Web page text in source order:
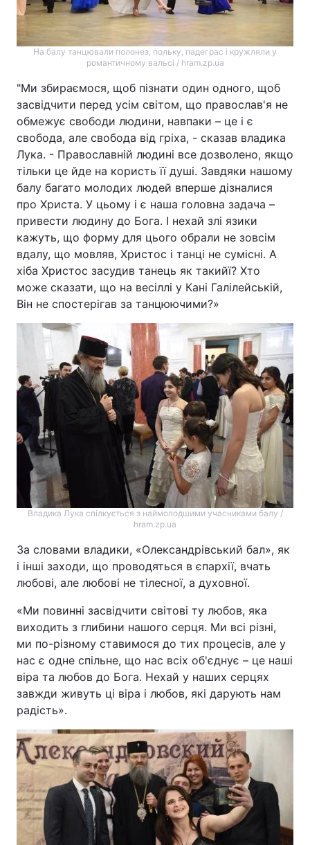
На балу танцювали полонез, польку, падеграс і кружляли у
романтичному вальсі / hram.zp.ua
"Ми збираємося, щоб пізнати один одного, щоб
засвідчити перед усім світом, що православ'я не
обмежує свободи людини, навпаки – це і є
свобода, але свобода від гріха, - сказав владика
Лука. - Православній людині все дозволено, якщо
тільки це йде на користь її душі. Завдяки нашому
балу багато молодих людей вперше дізналися
про Христа. У цьому і є наша головна задача –
привести людину до Бога. І нехай злі язики
кажуть, що форму для цього обрали не зовсім
вдалу, що мовляв, Христос і танці не сумісні. А
хіба Христос засудив танець як такийї? Хто
може сказати, що на весіллі у Кані Галілейській,
Він не спостерігав за танцюючими?»
Владика Лука спілкується з наймолодшими учасниками балу /
hram.zp.ua
За словами владики, «Олександрівський бал», як
і інші заходи, що проводяться в єпархії, вчать
любові, але любові не тілесної, а духовної.
«Ми повинні засвідчити світові ту любов, яка
виходить з глибини нашого серця. Ми всі різні,
ми по-різному ставимося до тих процесів, але у
нас є одне спільне, що нас всіх об'єднує – це наші
віра та любов до Бога. Нехай у наших серцях
завжди живуть ці віра і любов, які дарують нам
радість».